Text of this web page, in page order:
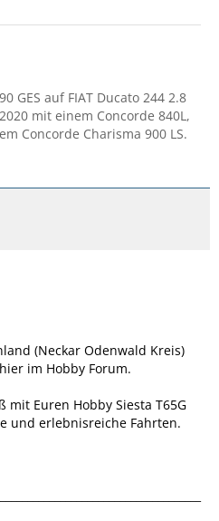
GES auf FIAT Ducato 244 2.8
mit einem Concorde 840L,
Concorde Charisma 900 LS.
(Neckar Odenwald Kreis)
im Hobby Forum.
mit Euren Hobby Siesta T65G
und erlebnisreiche Fahrten.